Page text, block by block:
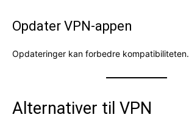
Opdater VPN-appen
Opdateringer kan forbedre kompatibiliteten.
Alternativer til VPN